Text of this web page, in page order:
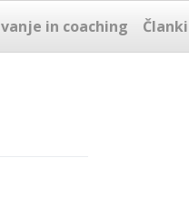
in coaching Članki